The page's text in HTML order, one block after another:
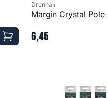
Drennan
Margin Crystal Pole
6,45